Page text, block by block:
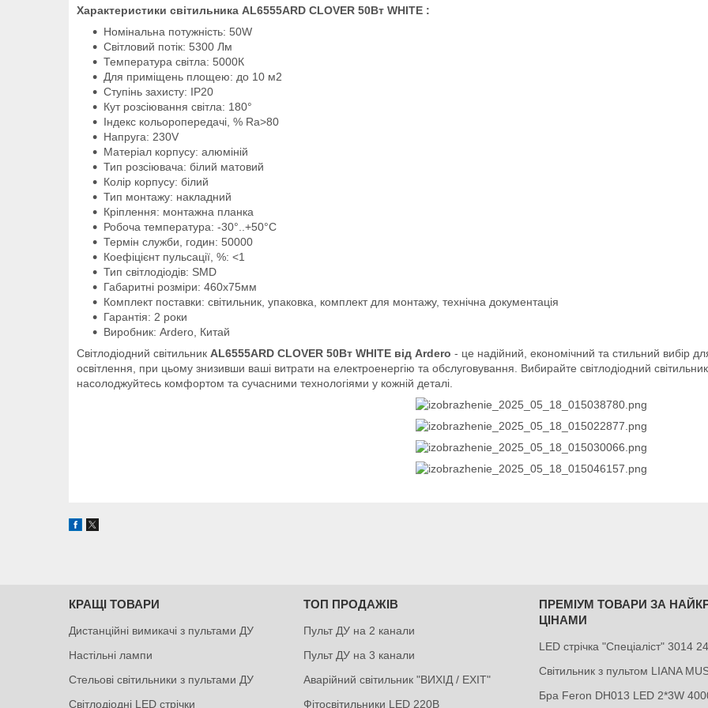
Характеристики світильника AL6555ARD CLOVER 50Вт WHITE :
Номінальна потужність: 50W
Світловий потік: 5300 Лм
Температура світла: 5000К
Для приміщень площею: до 10 м2
Ступінь захисту: IP20
Кут розсіювання світла: 180°
Індекс кольоропередачі, % Ra>80
Напруга: 230V
Матеріал корпусу: алюміній
Тип розсіювача: білий матовий
Колір корпусу: білий
Тип монтажу: накладний
Кріплення: монтажна планка
Робоча температура: -30°..+50°C
Термін служби, годин: 50000
Коефіцієнт пульсації, %: <1
Тип світлодіодів: SMD
Габаритні розміри: 460х75мм
Комплект поставки: світильник, упаковка, комплект для монтажу, технічна документація
Гарантія: 2 роки
Виробник: Ardero, Китай
Світлодіодний світильник AL6555ARD CLOVER 50Вт WHITE від Ardero - це надійний, економічний та стильний вибір
освітлення, при цьому знизивши ваші витрати на електроенергію та обслуговування. Вибирайте світлодіодний
насолоджуйтесь комфортом та сучасними технологіями у кожній деталі.
КРАЩІ ТОВАРИ
Дистанційні вимикачі з пультами ДУ
Настільні лампи
Стельові світильники з пультами ДУ
Світлодіодні LED стрічки
ТОП ПРОДАЖІВ
Пульт ДУ на 2 канали
Пульт ДУ на 3 канали
Аварійний світильник "ВИХІД / EXIT"
Фітосвітильники LED 220В
ПРЕМІУМ ТОВАРИ ЗА
ЦІНАМИ
LED стрічка "Спеціаліст" 3014
Світильник з пультом LIANA
Бра Feron DH013 LED 2*3W